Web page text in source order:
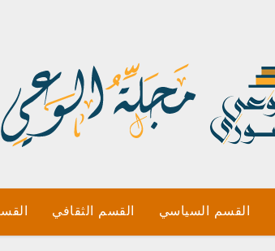
القسم السياسي القسم الثقافي